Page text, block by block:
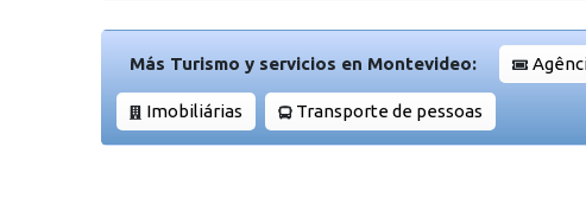
Más Turismo y servicios en Montevideo:
Imobiliárias Transporte de pessoas